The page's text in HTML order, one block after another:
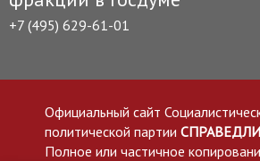
+7 (495) 629-61-01
Официальный сайт
политической партии
Полное или частичное